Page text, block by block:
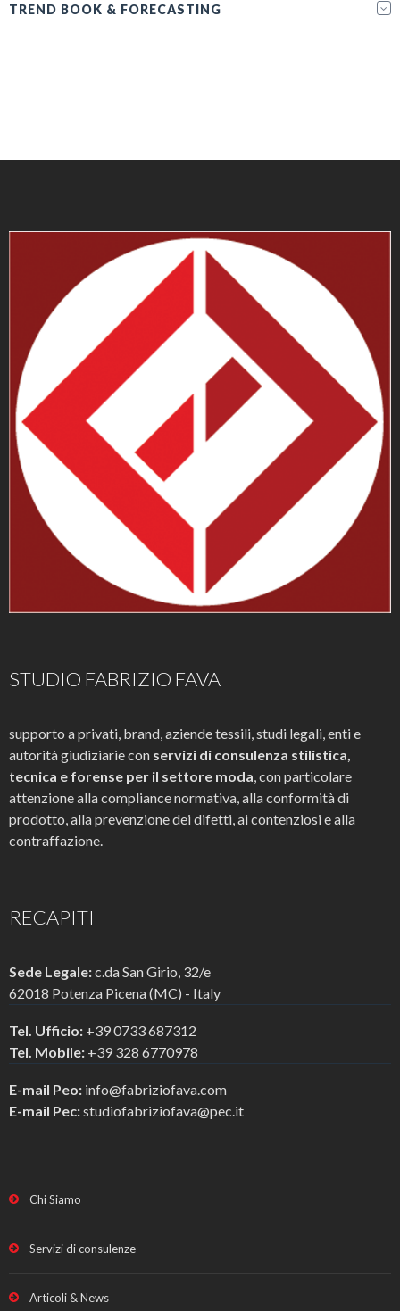
TREND BOOK & FORECASTING
STUDIO FABRIZIO FAVA
supporto a privati, brand, aziende tessili, studi legali, enti e
autorità giudiziarie con servizi di consulenza stilistica,
tecnica e forense per il settore moda , con particolare
attenzione alla compliance normativa, alla conformità di
prodotto, alla prevenzione dei difetti, ai contenziosi e alla
contraffazione.
RECAPITI
Sede Legale:c.da San Girio, 32/e
62018 Potenza Picena (MC) - Italy
Tel. Ufficio: +39 0733 687312
Tel. Mobile: +39 328 6770978
E-mail Peo: info@fabriziofava.com
E-mail Pec:studiofabriziofava@pec.it
Chi Siamo
Servizi di consulenze
Articoli & News